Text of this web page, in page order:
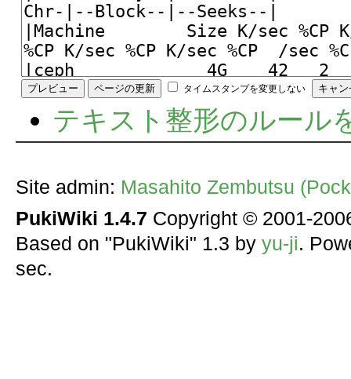
タイムスタンプを変更しない
テキスト整形のルール
Site admin: Masahito Zembutsu
PukiWiki 1.4.7 Copyright © 2001-
Based on "PukiWiki" 1.3 by yu-ji.
sec.